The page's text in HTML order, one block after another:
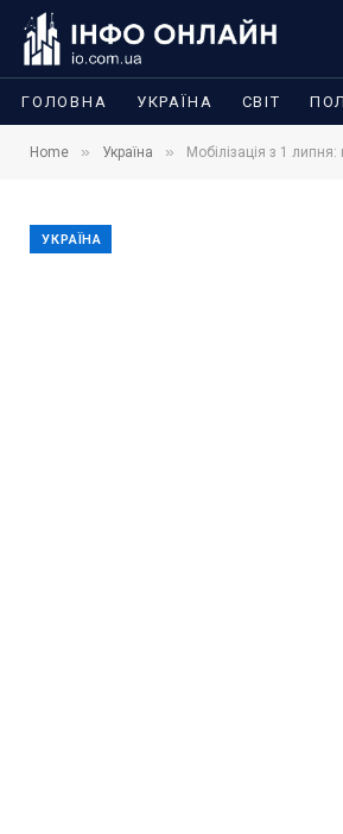
ГОЛОВНА УКРАЇНА СВІТ
Home » Україна » Мобілізація з 1 липня: що
УКРАЇНА